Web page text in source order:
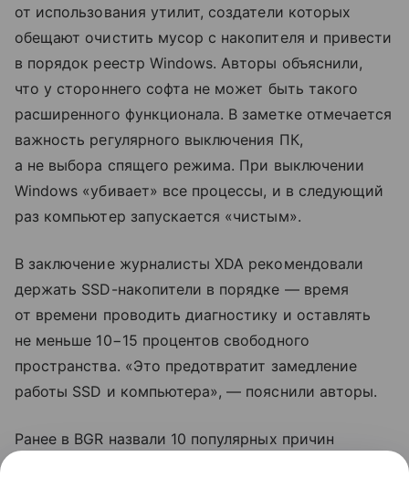
от использования утилит, создатели которых
обещают очистить мусор с накопителя и привести
в порядок реестр Windows. Авторы объяснили,
что у стороннего софта не может быть такого
расширенного функционала. В заметке отмечается
важность регулярного выключения ПК,
а не выбора спящего режима. При выключении
Windows «убивает» все процессы, и в следующий
раз компьютер запускается «чистым».
В заключение журналисты XDA рекомендовали
держать SSD-накопители в порядке — время
от времени проводить диагностику и оставлять
не меньше 10−15 процентов свободного
пространства. «Это предотвратит замедление
работы SSD и компьютера», — пояснили авторы.
Ранее в BGR назвали 10 популярных причин